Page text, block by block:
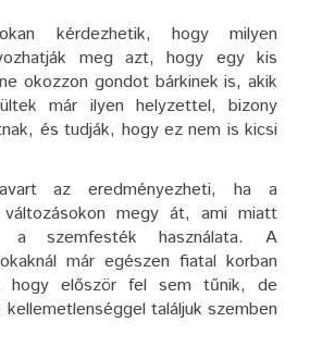
kérdezhetik, hogy milyen
meg azt, hogy egy kis
okozzon gondot bárkinek is, akik
már ilyen helyzettel, bizony
és tudják, hogy ez nem is kicsi
az eredményezheti, ha a
változásokon megy át, ami miatt
a szemfesték használata. A
már egészen fiatal korban
hogy először fel sem tűnik, de
találjuk szemben